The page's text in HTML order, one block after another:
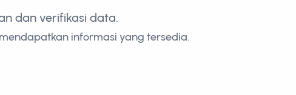
dan verifikasi data.
informasi yang tersedia.